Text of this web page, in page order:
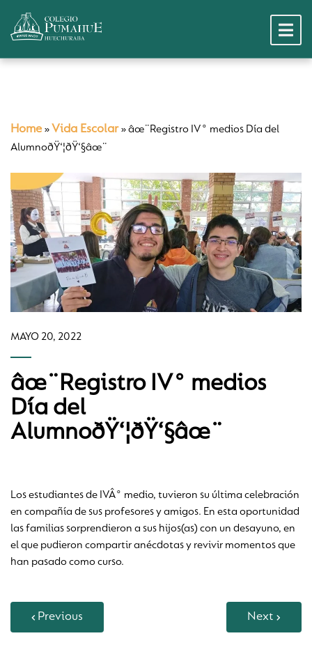
Home » Vida Escolar»âœ¨Registro IV° medios Día del
AlumnoðŸ‘¦ðŸ‘§âœ¨
MAYO 20, 2022
âœ¨Registro IV° medios
Día del
AlumnoðŸ‘¦ðŸ‘§âœ¨
Los estudiantes de IVÂ° medio, tuvieron su última celebración
en compañía de sus profesores y amigos. En esta oportunidad
las familias sorprendieron a sus hijos(as) con un desayuno, en
el que pudieron compartir anécdotas y revivir momentos que
han pasado como curso.
Previous Next